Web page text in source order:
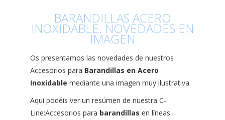
BARANDILLAS ACERO
INOXIDABLE. NOVEDADES EN
IMAGEN
Os presentamos las novedades de nuestros
Accesorios para Barandillas en Acero
Inoxidable mediante una imagen muy ilustrativa.
Aqui podéis ver un resúmen de nuestra C-
Line:Accesorios para barandillas en líneas